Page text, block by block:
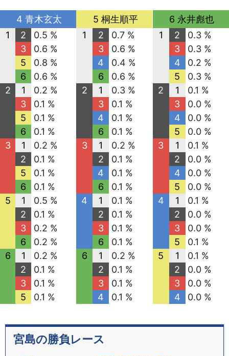
4 青木玄太
1
2
0.5 %
3
0.6 %
5
0.8 %
6
0.6 %
2
1
0.2 %
3
0.1 %
5
0.1 %
6
0.1 %
3
1
0.2 %
2
0.1 %
5
0.1 %
6
0.1 %
5
1
0.5 %
2
0.1 %
3
0.2 %
6
0.2 %
6
1
0.2 %
2
0.1 %
3
0.1 %
5
0.1 %
5 桐生順平
1
2
0.7 %
3
0.6 %
4
0.4 %
6
0.6 %
2
1
0.3 %
3
0.1 %
4
0.1 %
6
0.1 %
3
1
0.2 %
2
0.1 %
4
0.1 %
6
0.1 %
4
1
0.1 %
2
0.1 %
3
0.1 %
6
0.1 %
6
1
0.2 %
2
0.1 %
3
0.1 %
4
0.1 %
6 永井彪也
1
2
0.3 %
3
0.3 %
4
0.2 %
5
0.3 %
2
1
0.1 %
3
0.0 %
4
0.0 %
5
0.0 %
3
1
0.1 %
2
0.0 %
4
0.0 %
5
0.0 %
4
1
0.1 %
2
0.0 %
3
0.0 %
5
0.1 %
5
1
0.1 %
2
0.0 %
3
0.0 %
4
0.0 %
宮島の勝負レース